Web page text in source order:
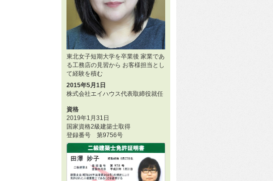
東北女子短期大学を卒業後 家業であ
る工務店の見習から お客様担当とし
て経験を積む
2015年5月1日
株式会社エイハウス代表取締役就任
資格
2019年1月31日
国家資格2級建築士取得
登録番号 第9756号